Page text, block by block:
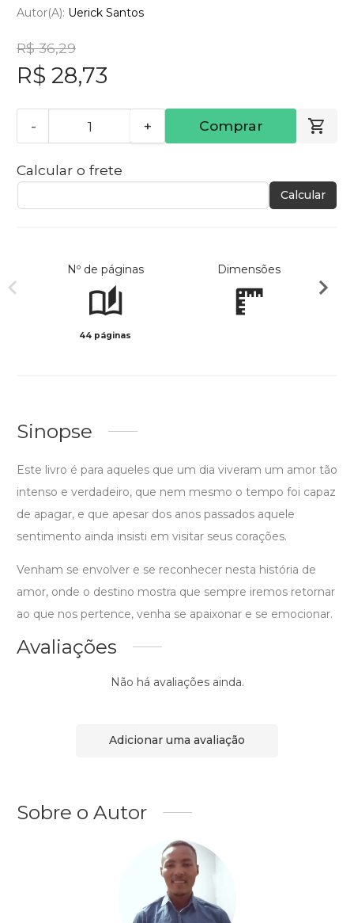
Autor(a): Uerick Santos
R$ 36,29
R$ 28,73
- + Comprar
Calcular o frete
Calcular
Nº de páginas
44 páginas
Dimensões
Sinopse
Este livro é para aqueles que um dia viveram um amor tão
intenso e verdadeiro, que nem mesmo o tempo foi capaz
de apagar, e que apesar dos anos passados aquele
sentimento ainda insisti em visitar seus corações.
Venham se envolver e se reconhecer nesta história de
amor, onde o destino mostra que sempre iremos retornar
ao que nos pertence, venha se apaixonar e se emocionar.
Avaliações
Não há avaliações ainda.
Adicionar uma avaliação
Sobre o Autor